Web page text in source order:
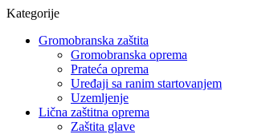
Kategorije
Gromobranska zaštita
Gromobranska oprema
Prateća oprema
Uređaji sa ranim startovanjem
Uzemljenje
Lična zaštitna oprema
Zaštita glave